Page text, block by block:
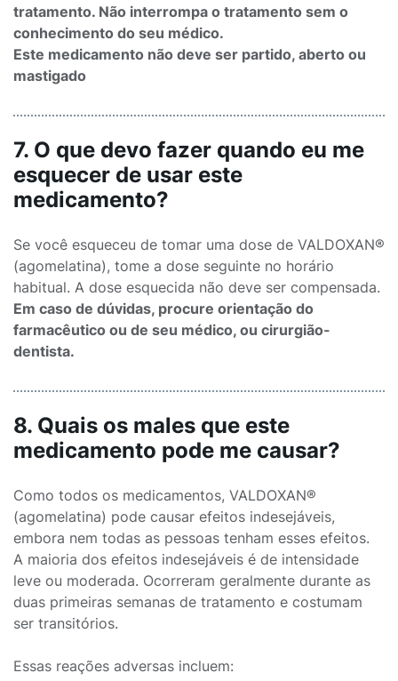
tratamento. Não interrompa o tratamento sem o
conhecimento do seu médico.
Este medicamento não deve ser partido, aberto ou
mastigado
7. O que devo fazer quando eu me
esquecer de usar este
medicamento?
Se você esqueceu de tomar uma dose de VALDOXAN®
(agomelatina), tome a dose seguinte no horário
habitual. A dose esquecida não deve ser compensada.
Em caso de dúvidas, procure orientação do
farmacêutico ou de seu médico, ou cirurgião-
dentista.
8. Quais os males que este
medicamento pode me causar?
Como todos os medicamentos, VALDOXAN®
(agomelatina) pode causar efeitos indesejáveis,
embora nem todas as pessoas tenham esses efeitos.
A maioria dos efeitos indesejáveis é de intensidade
leve ou moderada. Ocorreram geralmente durante as
duas primeiras semanas de tratamento e costumam
ser transitórios.
Essas reações adversas incluem: